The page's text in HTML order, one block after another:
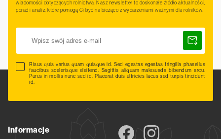
wiadomości dotyczących rolnictwa. Nasz newsletter to doskonałe źródło aktualności,
porad i analiz, które pomogą Ci być na bieżąco z wydarzeniami ważnymi dla rolników.
Risus quis varius quam quisque id. Sed egestas egestas fringilla phasellus
faucibus scelerisque eleifend. Sagittis aliquam malesuada bibendum arcu.
Purus in mollis nunc sed id. Placerat duis ultricies lacus sed turpis tincidunt
id.
Informacje